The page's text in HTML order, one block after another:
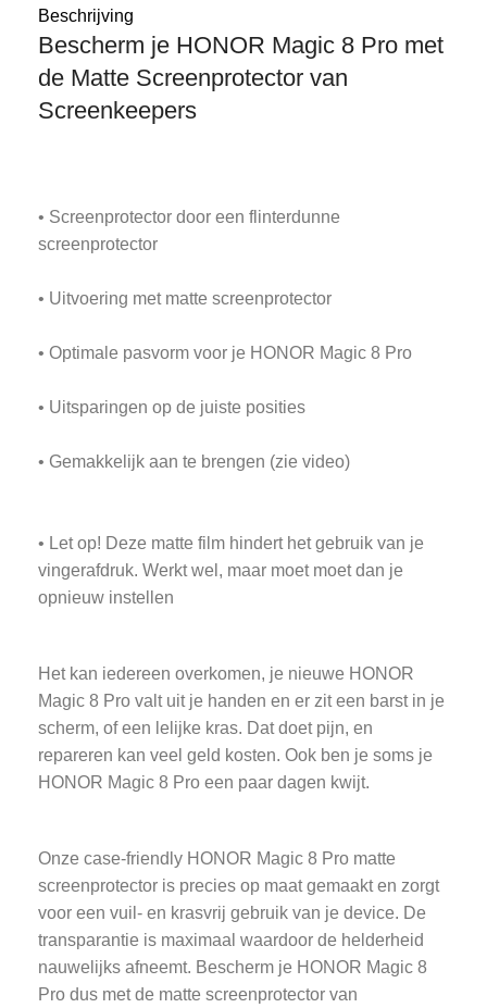
Beschrijving
Bescherm je HONOR Magic 8 Pro met
de Matte Screenprotector van
Screenkeepers
• Screenprotector door een flinterdunne
screenprotector
• Uitvoering met matte screenprotector
• Optimale pasvorm voor je HONOR Magic 8 Pro
• Uitsparingen op de juiste posities
• Gemakkelijk aan te brengen (zie video)
• Let op! Deze matte film hindert het gebruik van je
vingerafdruk. Werkt wel, maar moet moet dan je
opnieuw instellen
Het kan iedereen overkomen, je nieuwe HONOR
Magic 8 Pro valt uit je handen en er zit een barst in je
scherm, of een lelijke kras. Dat doet pijn, en
repareren kan veel geld kosten. Ook ben je soms je
HONOR Magic 8 Pro een paar dagen kwijt.
Onze case-friendly HONOR Magic 8 Pro matte
screenprotector is precies op maat gemaakt en zorgt
voor een vuil- en krasvrij gebruik van je device. De
transparantie is maximaal waardoor de helderheid
nauwelijks afneemt. Bescherm je HONOR Magic 8
Pro dus met de matte screenprotector van